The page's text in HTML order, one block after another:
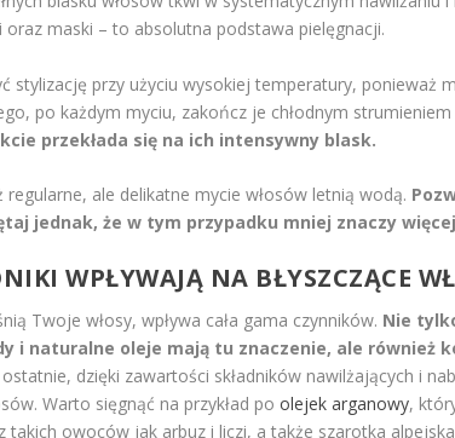
oraz maski – to absolutna podstawa pielęgnacji.
stylizację przy użyciu wysokiej temperatury, ponieważ
po każdym myciu, zakończ je chłodnym strumieniem
przekłada się na ich intensywny blask.
ale delikatne mycie włosów letnią wodą.
jednak, że w tym przypadku mniej znaczy
WPŁYWAJĄ NA BŁYSZCZĄCE
Twoje włosy, wpływa cała gama czynników. Nie
i naturalne oleje mają tu znaczenie, ale również
dzięki zawartości składników nawilżających i
Warto sięgnąć na przykład poolejek arganowy,
takich owoców jak arbuz i liczi, a także szarotka